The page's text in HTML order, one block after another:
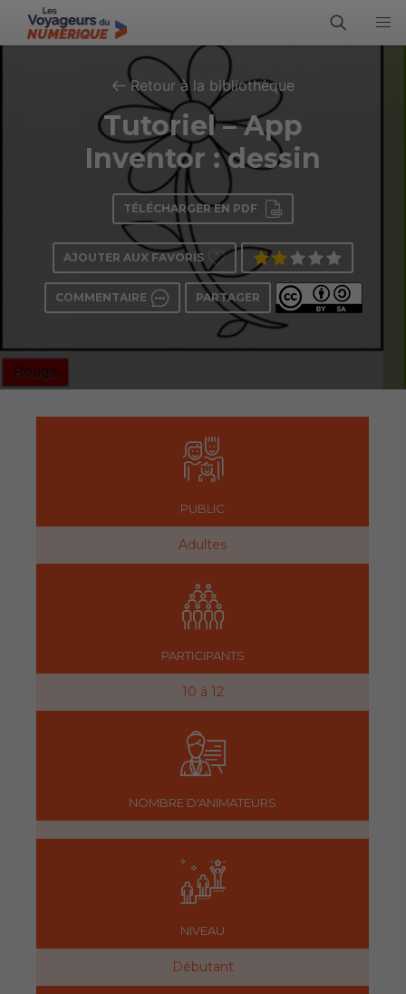
Retour à la bibliothèque
Tutoriel – App
Inventor : dessin
TÉLÉCHARGER EN PDF
AJOUTER AUX FAVORIS
COMMENTAIRE PARTAGER
PUBLIC
Adultes
PARTICIPANTS
10 à 12
NOMBRE D'ANIMATEURS
NIVEAU
Débutant